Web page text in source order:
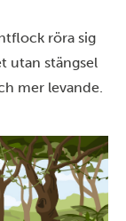
röra sig
utan stängsel
mer levande.